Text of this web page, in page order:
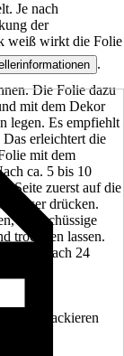
Je nach
der
weiß wirkt die Folie
Die Folie dazu
mit dem Dekor
legen. Es empfiehlt
erleichtert die
mit dem
ca. 5 bis 10
Seite zuerst auf die
drücken.
überschüssige
trocknen lassen.
nach 24
zum Lackieren
.